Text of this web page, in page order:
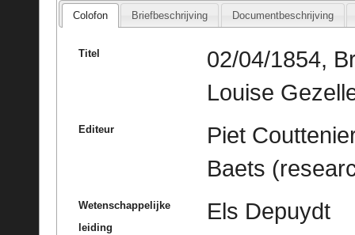
Colofon Briefbeschrijving Documentbeschrijving
Titel
02/04/1854,
Louise
Editeur
Piet
Baets
Wetenschappelijke
leiding
Els Depuydt